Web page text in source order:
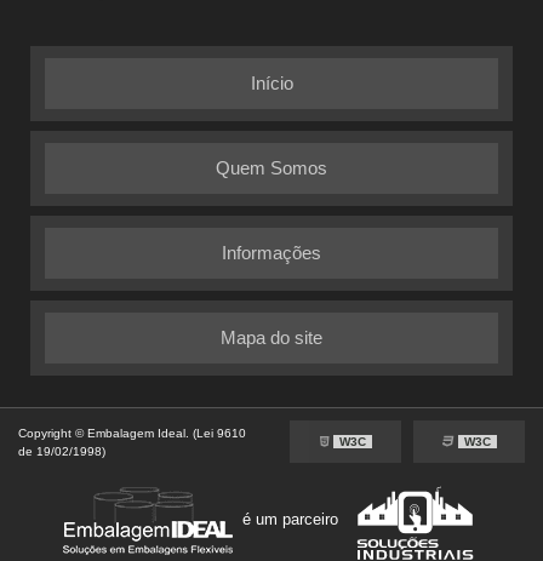
Início
Quem Somos
Informações
Mapa do site
Copyright © Embalagem Ideal. (Lei 9610
de 19/02/1998)
W3C W3C
é um parceiro